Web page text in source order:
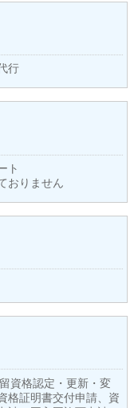
行
ト
おりません
資格認定・更新・変
格証明書交付申請、資